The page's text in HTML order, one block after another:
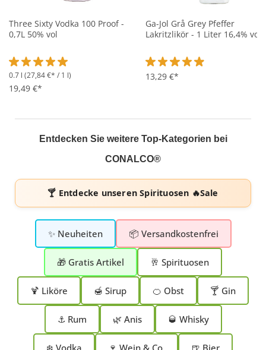
Three Sixty Vodka 100 Proof -
0,7L 50% vol
Durchschnittliche Bewertung von 5 von 5 Sternen
0.7 l (27,84 €* / 1 l)
19,49 €*
Ga-Jol Grå Grey Pfeffer
Lakritzlikör - 1 Liter 16,4% vol
Durchschnittliche
13,29 €*
Entdecken Sie weitere Top-Kategorien bei
CONALCO®
🍸 Entdecke unserenSpirituosen 🔥Sale
✨ Neuheiten 📦 Versandkostenfrei
🎁 Gratis Artikel 🥂 Spirituosen
🍹 Liköre 🍯 Sirup 🍊 Obst 🍸 Gin
⚓ Rum 🌿 Anis 🥃 Whisky
❄️ Vodka 🍷 Wein & Co. 🍺 Bier